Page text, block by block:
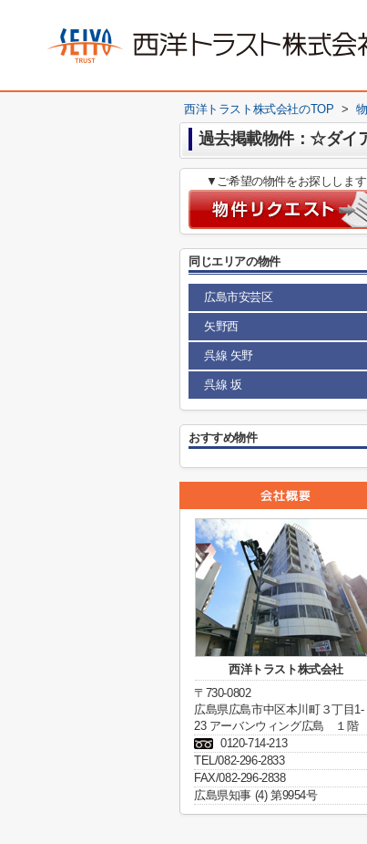
西洋トラスト株式会社のTOP >
過去掲載物件：☆ダイ
▼ご希望の物件をお探しします
同じエリアの物件
広島市安芸区
矢野西
呉線 矢野
呉線 坂
おすすめ物件
西洋トラスト株式会社
〒730-0802
広島県広島市中区本川町３丁目1-
23 アーバンウィング広島 １階
0120-714-213
TEL/082-296-2833
FAX/082-296-2838
広島県知事 (4) 第9954号